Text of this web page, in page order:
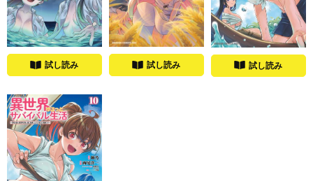
試し読み 試し読み 試し読み